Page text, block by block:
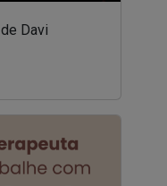
Davi